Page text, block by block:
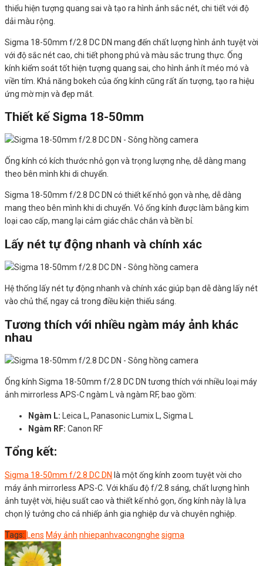
thiểu hiện tượng quang sai và tạo ra hình ảnh sắc nét, chi tiết với độ
dải màu rộng.
Sigma 18-50mm f/2.8 DC DN mang đến chất lượng hình ảnh tuyệt vời
với độ sắc nét cao, chi tiết phong phú và màu sắc trung thực. Ống
kính kiểm soát tốt hiện tượng quang sai, cho hình ảnh ít méo mó và
viền tím. Khả năng bokeh của ống kính cũng rất ấn tượng, tạo ra hiệu
ứng mờ mịn và đẹp mắt.
Thiết kế Sigma 18-50mm
Ống kính có kích thước nhỏ gọn và trọng lượng nhẹ, dễ dàng mang
theo bên mình khi di chuyển.
Sigma 18-50mm f/2.8 DC DN có thiết kế nhỏ gọn và nhẹ, dễ dàng
mang theo bên mình khi di chuyển. Vỏ ống kính được làm bằng kim
loại cao cấp, mang lại cảm giác chắc chắn và bền bỉ.
Lấy nét tự động nhanh và chính xác
Hệ thống lấy nét tự động nhanh và chính xác giúp bạn dễ dàng lấy nét
vào chủ thể, ngay cả trong điều kiện thiếu sáng.
Tương thích với nhiều ngàm máy ảnh khác
nhau
Ống kính Sigma 18-50mm f/2.8 DC DN tương thích với nhiều loại máy
ảnh mirrorless APS-C ngàm L và ngàm RF, bao gồm:
Ngàm L: Leica L, Panasonic Lumix L, Sigma L
Ngàm RF: Canon RF
Tổng kết:
Sigma 18-50mm f/2.8 DC DN là một ống kính zoom tuyệt vời cho
máy ảnh mirrorless APS-C. Với khẩu độ f/2.8 sáng, chất lượng hình
ảnh tuyệt vời, hiệu suất cao và thiết kế nhỏ gọn, ống kính này là lựa
chọn lý tưởng cho cả nhiếp ảnh gia nghiệp dư và chuyên nghiệp.
Tags: Lens Máy ảnh nhiepanhvacongnghe sigma